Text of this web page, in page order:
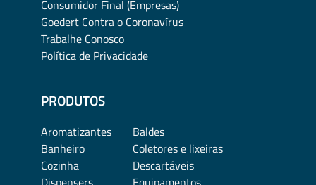
Consumidor Final (Empresas)
Goedert Contra o Coronavírus
Trabalhe Conosco
Política de Privacidade
PRODUTOS
Aromatizantes
Baldes
Banheiro
Coletores e lixeiras
Cozinha
Descartáveis